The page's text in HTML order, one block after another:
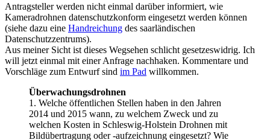
Antragsteller werden nicht einmal darüber informiert, wie
Kameradrohnen datenschutzkonform eingesetzt werden können
(siehe dazu eine Handreichung des saarländischen
Datenschutzzentrums).
Aus meiner Sicht ist dieses Wegsehen schlicht gesetzeswidrig. Ich
will jetzt einmal mit einer Anfrage nachhaken. Kommentare und
Vorschläge zum Entwurf sind im Pad willkommen.
Überwachungsdrohnen
1. Welche öffentlichen Stellen haben in den Jahren
2014 und 2015 wann, zu welchem Zweck und zu
welchen Kosten in Schleswig-Holstein Drohnen mit
Bildübertragung oder -aufzeichnung eingesetzt? Wie